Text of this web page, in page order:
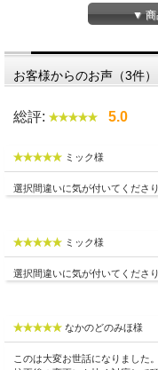
＋0.5mmから?0.5mmまでを
のパーツです。代表者名・役
▼ 商
お客様からのお声（3件）
総評: 5.0
ミック様
選択間違いに気が付いてくださ
ミック様
選択間違いに気が付いてくださ
なかのどのみほ様
このは大変お世話になりました。